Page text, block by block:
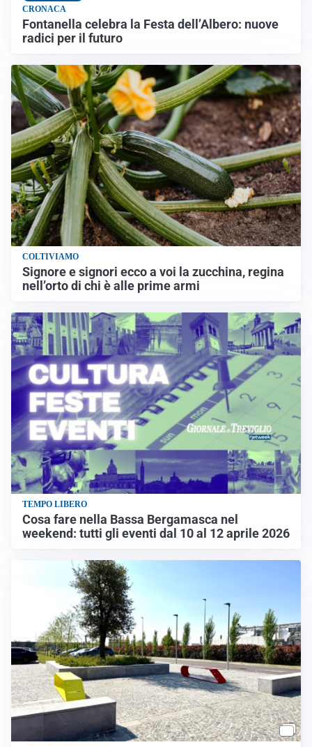
CRONACA
Fontanella celebra la Festa dell’Albero: nuove
radici per il futuro
COLTIVIAMO
Signore e signori ecco a voi la zucchina, regina
nell’orto di chi è alle prime armi
TEMPO LIBERO
Cosa fare nella Bassa Bergamasca nel
weekend: tutti gli eventi dal 10 al 12 aprile 2026